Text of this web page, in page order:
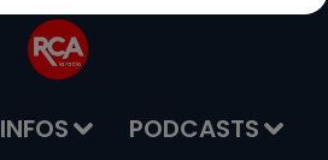
INFOS PODCASTS